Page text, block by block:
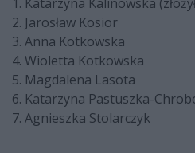
2. Jarosław Kosior
3. Anna Kotkowska
4. Wioletta Kotkowska
5. Magdalena Lasota
6. Katarzyna Pastuszka-
7. Agnieszka Stolarczyk